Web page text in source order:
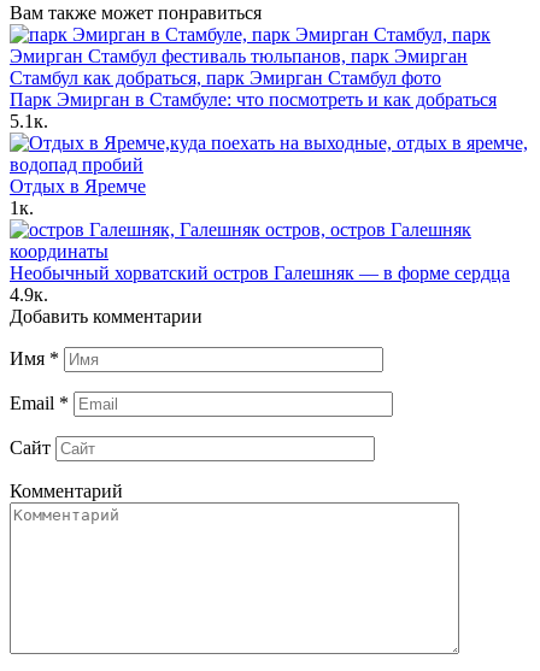
Вам также может понравиться
Парк Эмирган в Стамбуле: что посмотреть и как добраться
5.1к.
Отдых в Яремче
1к.
Необычный хорватский остров Галешняк — в форме сердца
4.9к.
Добавить комментарии
Имя *
Email *
Сайт
Комментарий